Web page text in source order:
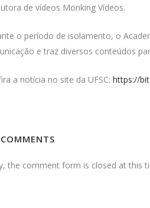
de vídeos Monking Vídeos.
o período de isolamento, o
e traz diversos conteúdos
a notícia no site da UFSC: https://
the comment form is closed at this